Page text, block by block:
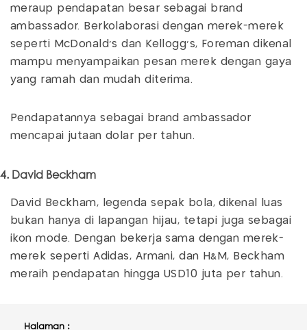
meraup pendapatan besar sebagai brand
ambassador. Berkolaborasi dengan merek-merek
seperti McDonald's dan Kellogg's, Foreman dikenal
mampu menyampaikan pesan merek dengan gaya
yang ramah dan mudah diterima.
Pendapatannya sebagai brand ambassador
mencapai jutaan dolar per tahun.
4. David Beckham
David Beckham, legenda sepak bola, dikenal luas
bukan hanya di lapangan hijau, tetapi juga sebagai
ikon mode. Dengan bekerja sama dengan merek-
merek seperti Adidas, Armani, dan H&M, Beckham
meraih pendapatan hingga USD10 juta per tahun.
Halaman :